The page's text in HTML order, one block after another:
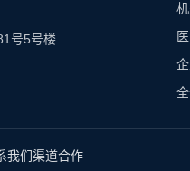
号5号楼
我们渠道合作